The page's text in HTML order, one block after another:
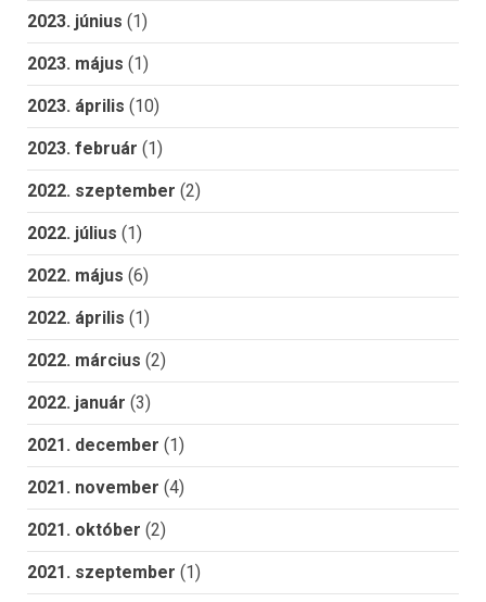
2023. június (1)
2023. május (1)
2023. április (10)
2023. február (1)
2022. szeptember (2)
2022. július (1)
2022. május (6)
2022. április (1)
2022. március (2)
2022. január (3)
2021. december (1)
2021. november (4)
2021. október (2)
2021. szeptember (1)